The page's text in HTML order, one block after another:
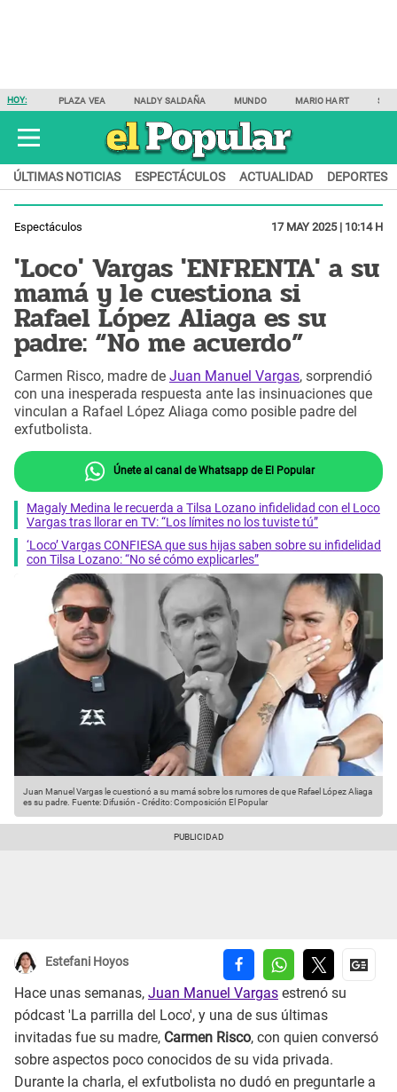
HOY: PLAZA VEA NALDY SALDAÑA MUNDO MARIO HART
ÚLTIMAS NOTICIAS ESPECTÁCULOS ACTUALIDAD DEPORTES
Espectáculos 17 MAY 2025 | 10:14 H
'Loco' Vargas 'ENFRENTA' a su
mamá y le cuestiona si
Rafael López Aliaga es su
padre: “No me acuerdo”
Carmen Risco, madre de Juan Manuel Vargas, sorprendió
con una inesperada respuesta ante las insinuaciones que
vinculan a Rafael López Aliaga como posible padre del
exfutbolista.
Únete al canal de Whatsapp de El Popular
Magaly Medina le recuerda a Tilsa Lozano infidelidad con el Loco
Vargas tras llorar en TV: “Los límites no los tuviste tú”
‘Loco’ Vargas CONFIESA que sus hijas saben sobre su infidelidad
con Tilsa Lozano: “No sé cómo explicarles”
Juan Manuel Vargas le cuestionó a su mamá sobre los rumores de que Rafael López Aliaga
es su padre. Fuente: Difusión -Crédito: Composición El Popular
Estefani Hoyos
Hace unas semanas, Juan Manuel Vargas estrenó su
pódcast 'La parrilla del Loco', y una de sus últimas
invitadas fue su madre, Carmen Risco, con quien conversó
sobre aspectos poco conocidos de su vida privada.
Durante la charla, el exfutbolista no dudó en preguntarle a